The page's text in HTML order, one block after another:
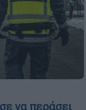
να περάσει